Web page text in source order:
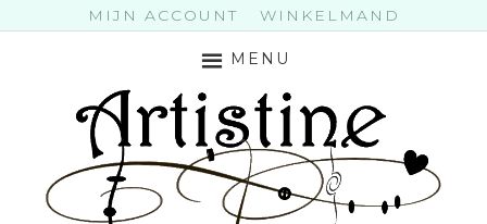
MIJN ACCOUNT WINKELMAND
MENU